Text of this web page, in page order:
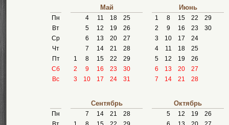
Пн
Вт
Ср
Чт
Пт
Сб
Вс
Май
4 11 18
25
5
12 19
26
6
13 20
27
7
14 21
28
1
8 15 22
29
2
9 16 23
30
3
10 17 24 31
Июнь
1 8 15 22
29
2
9 16 23
30
3
10 17
24
4
11 18
25
5
12 19
26
6
13 20
27
7
14 21 28
Пн
Сентябрь
7 14 21
28
Октябрь
5 12 19
26